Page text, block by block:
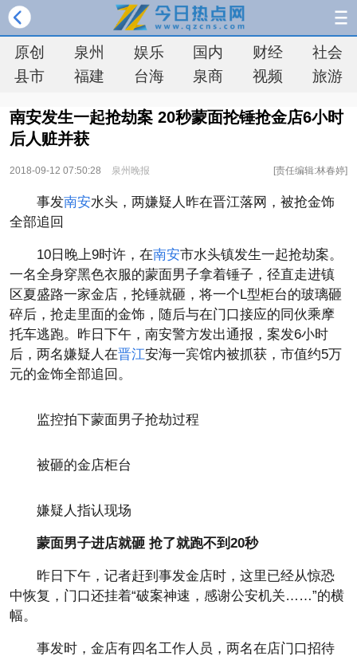
原创 泉州 娱乐 国内 财经
社会
县市
福建 台海 泉商 视频 旅游
南安发生一起抢劫案 20秒蒙面抡锤抢金店6小时
后人赃并获
2018-09-12 07:50:28 泉州晚报 [责任编辑:林春婷]
事发南安水头，两嫌疑人昨在晋江落网，被抢金饰
全部追回
10日晚上9时许，在南安市水头镇发生一起抢劫案。
一名全身穿黑色衣服的蒙面男子拿着锤子，径直走进镇
区夏盛路一家金店，抡锤就砸，将一个L型柜台的玻璃砸
碎后，抢走里面的金饰，随后与在门口接应的同伙乘摩
托车逃跑。昨日下午，南安警方发出通报，案发6小时
后，两名嫌疑人在晋江安海一宾馆内被抓获，市值约5万
元的金饰全部追回。
监控拍下蒙面男子抢劫过程
被砸的金店柜台
嫌疑人指认现场
蒙面男子进店就砸 抢了就跑不到20秒
昨日下午，记者赶到事发金店时，这里已经从惊恐
中恢复，门口还挂着“破案神速，感谢公安机关……”的横
幅。
事发时，金店有四名工作人员，两名在店门口招待